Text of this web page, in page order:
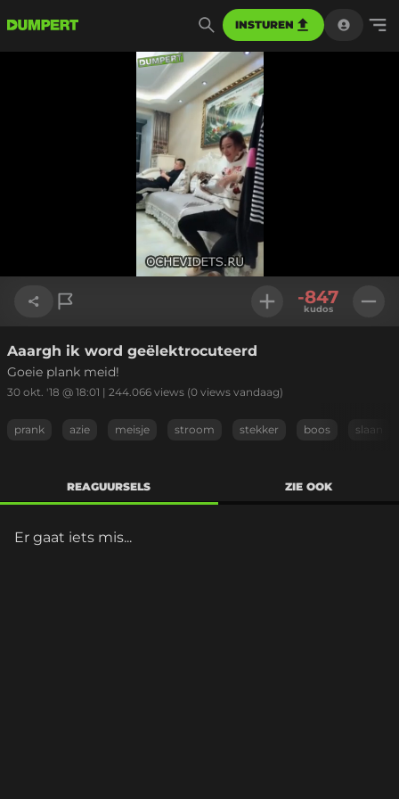
INSTUREN
Geladen
100.00%
Link kopiëren
-847
kudos
Aaargh ik word geëlektrocuteerd
Goeie plank meid!
30 okt. '18 @ 18:01 | 244.066 views (0 views vandaag)
prank azie meisje stroom stekker boos slaan
REAGUURSELS ZIE OOK
Er gaat iets mis...